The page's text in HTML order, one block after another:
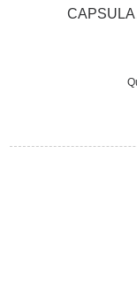
CAPSULA